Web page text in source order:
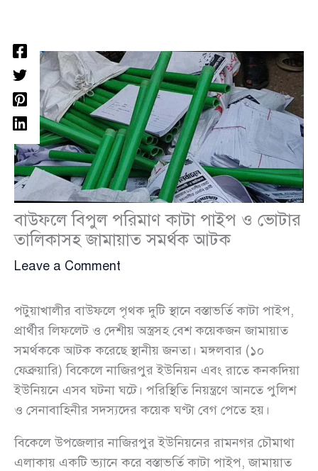
বাউফলে বিপুল পরিমাণ কাটা পাইপ ও ভোটার
তালিকাসহ জামায়াত সমর্থক আটক
Leave a Comment
পটুয়াখালীর বাউফলে পৃথক দুটি স্থানে বস্তাভর্তি কাটা পাইপ,
প্রার্থীর লিফলেট ও দেশীয় অস্ত্রসহ বেশ কয়েকজন জামায়াত
সমর্থককে আটক করেছে স্থানীয় জনতা। মঙ্গলবার (১০
ফেব্রুয়ারি) বিকেলে নাজিরপুর ইউনিয়ন এবং রাতে কনকদিয়া
ইউনিয়নে এসব ঘটনা ঘটে। পরিস্থিতি নিয়ন্ত্রণে আনতে পুলিশ
ও সেনাবাহিনীর সদস্যদের কয়েক ঘণ্টা বেগ পেতে হয়।
বিকেলে উপজেলার নাজিরপুর ইউনিয়নের রামনগর চৌমাথা
এলাকায় একটি ভ্যানে করে বস্তাভর্তি কাটা পাইপ, জামায়াত